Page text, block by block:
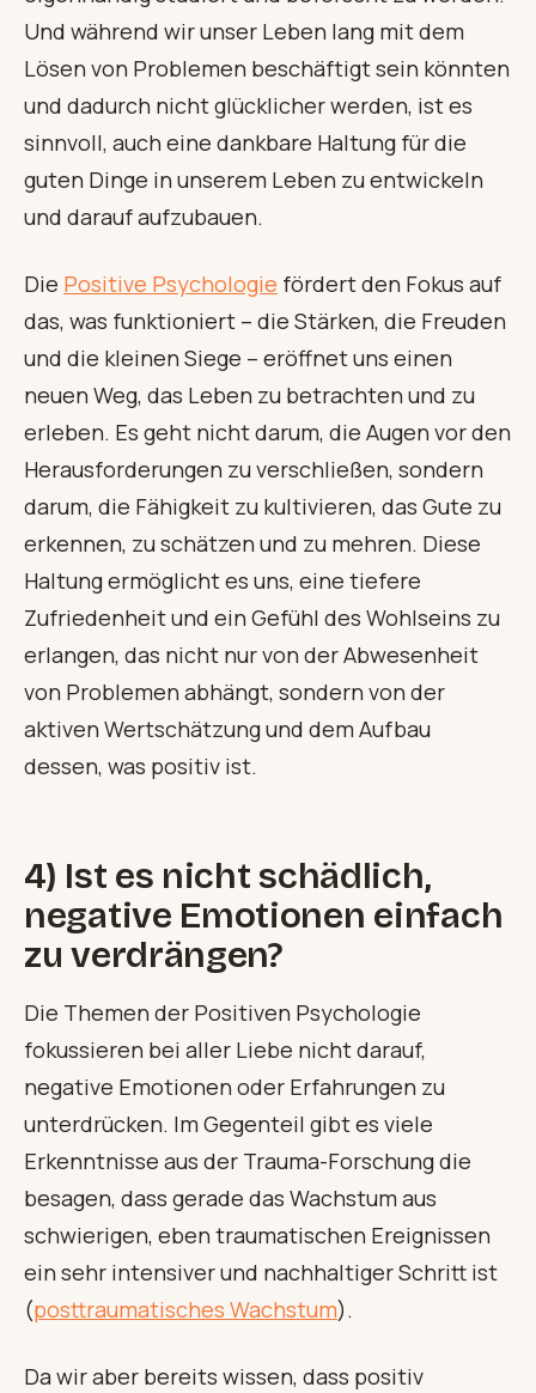
Und während wir unser Leben lang mit dem
Lösen von Problemen beschäftigt sein könnten
und dadurch nicht glücklicher werden, ist es
sinnvoll, auch eine dankbare Haltung für die
guten Dinge in unserem Leben zu entwickeln
und darauf aufzubauen.
Die Positive Psychologie fördert den Fokus auf
das, was funktioniert – die Stärken, die Freuden
und die kleinen Siege – eröffnet uns einen
neuen Weg, das Leben zu betrachten und zu
erleben. Es geht nicht darum, die Augen vor den
Herausforderungen zu verschließen, sondern
darum, die Fähigkeit zu kultivieren, das Gute zu
erkennen, zu schätzen und zu mehren. Diese
Haltung ermöglicht es uns, eine tiefere
Zufriedenheit und ein Gefühl des Wohlseins zu
erlangen, das nicht nur von der Abwesenheit
von Problemen abhängt, sondern von der
aktiven Wertschätzung und dem Aufbau
dessen, was positiv ist.
4) Ist es nicht schädlich,
negative Emotionen einfach
zu verdrängen?
Die Themen der Positiven Psychologie
fokussieren bei aller Liebe nicht darauf,
negative Emotionen oder Erfahrungen zu
unterdrücken. Im Gegenteil gibt es viele
Erkenntnisse aus der Trauma-Forschung die
besagen, dass gerade das Wachstum aus
schwierigen, eben traumatischen Ereignissen
ein sehr intensiver und nachhaltiger Schritt ist
(posttraumatisches Wachstum).
Da wir aber bereits wissen, dass positiv